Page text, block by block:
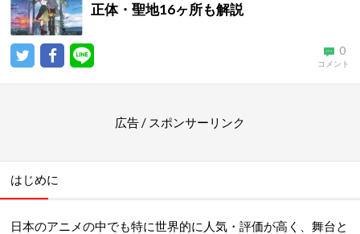
正体・聖地16ヶ所も解説
0
コメント
広告 / スポンサーリンク
はじめに
日本のアニメの中でも特に世界的に人気・評価が高く、舞台と